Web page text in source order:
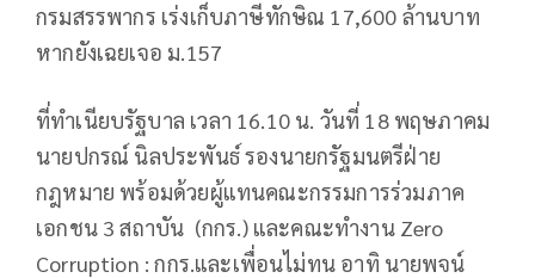
กรมสรรพากร เร่งเก็บภาษีทักษิณ 17,600 ล้านบาท
หากยังเฉยเจอ ม.157
ที่ทำเนียบรัฐบาล เวลา 16.10 น. วันที่ 18 พฤษภาคม
นายปกรณ์​ นิล​ประพันธ์​ รองนายกรัฐมนตรีฝ่าย
กฎหมาย พร้อมด้วยผู้แทนคณะกรรมการร่วมภาค
เอกชน 3 สถาบัน (กกร.) และคณะทำงาน Zero
Corruption : กกร.และเพื่อนไม่ทน อาทิ นายพจน์